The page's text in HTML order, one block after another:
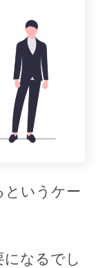
というケー
になるでし